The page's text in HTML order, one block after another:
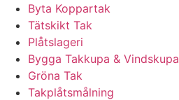
Byta Koppartak
Tätskikt Tak
Plåtslageri
Bygga Takkupa & Vindskupa
Gröna Tak
Takplåtsmålning